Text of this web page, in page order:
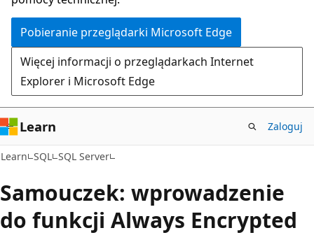
Pobieranie przeglądarki Microsoft Edge
Więcej informacji o przeglądarkach Internet
Explorer i Microsoft Edge
Learn Zaloguj
Learn SQL SQL Server
Samouczek: wprowadzenie
do funkcji Always Encrypted